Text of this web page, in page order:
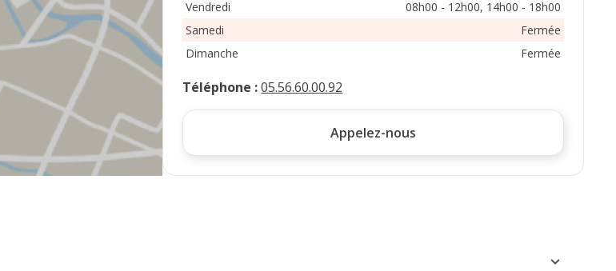
Vendredi
08h00 - 12h00, 14h00 - 18h00
Samedi
Fermée
Dimanche
Fermée
Téléphone :05.56.60.00.92
Appelez-nous